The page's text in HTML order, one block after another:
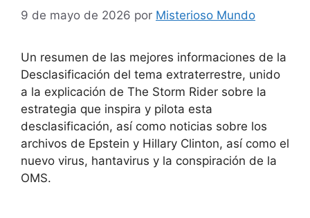
9 de mayo de 2026 por Misterioso Mundo
Un resumen de las mejores informaciones de la
Desclasificación del tema extraterrestre, unido
a la explicación de The Storm Rider sobre la
estrategia que inspira y pilota esta
desclasificación, así como noticias sobre los
archivos de Epstein y Hillary Clinton, así como el
nuevo virus, hantavirus y la conspiración de la
OMS.